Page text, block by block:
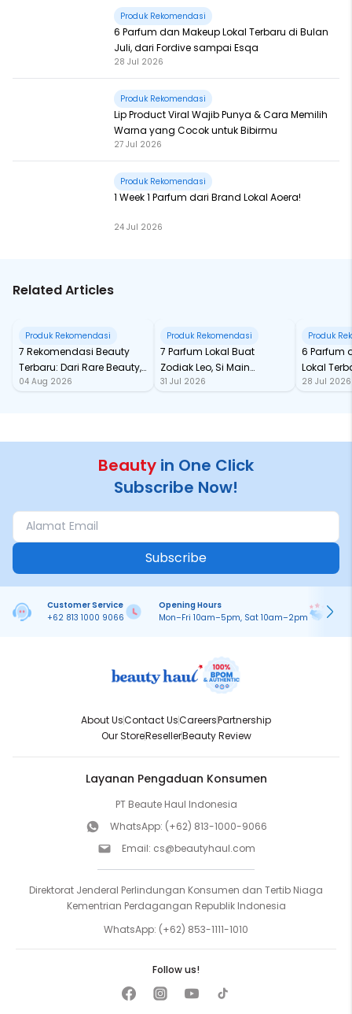
Produk Rekomendasi
6 Parfum dan Makeup Lokal Terbaru di Bulan
Juli, dari Fordive sampai Esqa
28 Jul 2026
Produk Rekomendasi
Lip Product Viral Wajib Punya & Cara Memilih
Warna yang Cocok untuk Bibirmu
27 Jul 2026
Produk Rekomendasi
1 Week 1 Parfum dari Brand Lokal Aoera!
24 Jul 2026
Related Articles
Produk Rekomendasi
7 Rekomendasi Beauty
Terbaru: Dari Rare Beauty,
Sampai Rhode Skin, Super
04 Aug 2026
Produk Rekomendasi
7 Parfum Lokal Buat
Zodiak Leo, Si Main
Character yang Selalu
31 Jul 2026
Produk
6 Parfum
Lokal
dari
28 Jul 2026
Beauty in One Click
Subscribe Now!
Subscribe
Customer Service
+62 813 1000 9066
Opening Hours
Mon–Fri 10am–5pm, Sat 10am–2pm
About UsContact UsCareersPartnership
Our StoreResellerBeauty Review
Layanan Pengaduan Konsumen
PT Beaute Haul Indonesia
WhatsApp: (+62) 813-1000-9066
Email: cs@beautyhaul.com
Direktorat Jenderal Perlindungan Konsumen dan Tertib Niaga
Kementrian Perdagangan Republik Indonesia
WhatsApp: (+62) 853-1111-1010
Follow us!